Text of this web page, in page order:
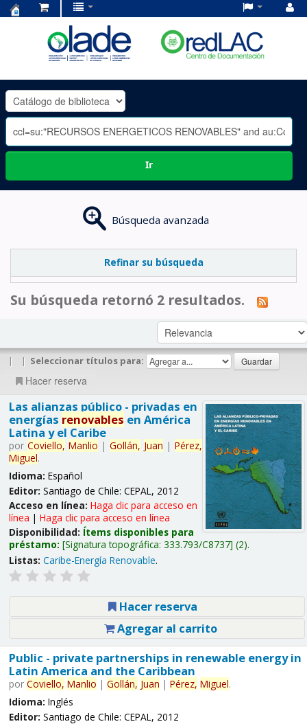
OLADE
-
Ir
Búsqueda avanzada
Refinar su búsqueda
Su búsqueda retornó 2 resultados.
| | Seleccionar títulos para:
Hacer reserva
Las alianzas público - privadas en
energías renovables en América
Latina y el Caribe
por Coviello, Manlio | Gollán, Juan | Pérez,
Miguel.
Idioma: Español
Editor: Santiago de Chile: CEPAL, 2012
Acceso en línea: Haga clic para acceso en
línea | Haga clic para acceso en línea
Disponibilidad: Ítems disponibles para
préstamo: Signatura topográfica: 333.793/C8737 (2).
Listas: Caribe-Energía Renovable.
Hacer reserva
Agregar al carrito
Public - private partnerships in renewable energy in
Latin America and the Caribbean
por Coviello, Manlio | Gollán, Juan | Pérez, Miguel.
Idioma: Inglés
Editor: Santiago de Chile: CEPAL, 2012